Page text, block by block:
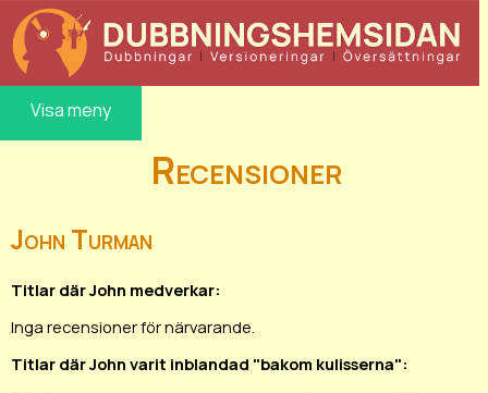
Visa meny
Recensioner
John Turman
Titlar där John medverkar:
Inga recensioner för närvarande.
Titlar där John varit inblandad "bakom kulisserna":